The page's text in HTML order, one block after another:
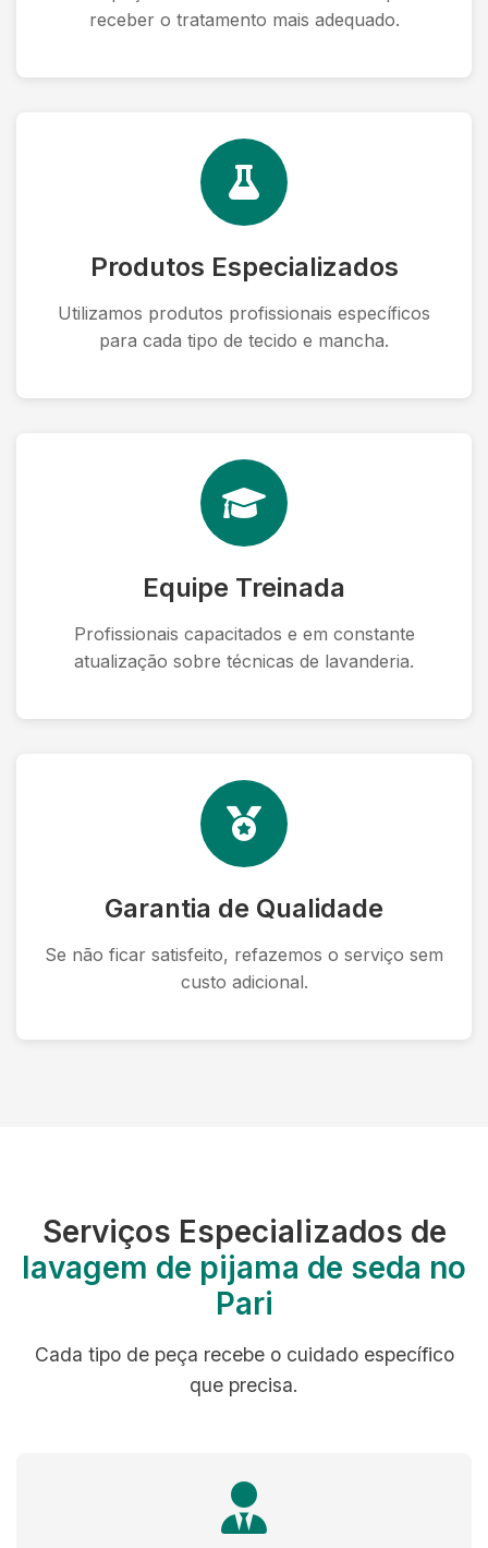
receber o tratamento mais adequado.
Produtos Especializados
Utilizamos produtos profissionais específicos
para cada tipo de tecido e mancha.
Equipe Treinada
Profissionais capacitados e em constante
atualização sobre técnicas de lavanderia.
Garantia de Qualidade
Se não ficar satisfeito, refazemos o serviço sem
custo adicional.
Serviços Especializados de
lavagem de pijama de seda no
Pari
Cada tipo de peça recebe o cuidado específico
que precisa.